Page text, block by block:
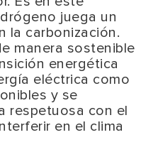
juega un
la carbonización.
manera sostenible
energética
eléctrica como
y se
respetuosa con el
en el clima